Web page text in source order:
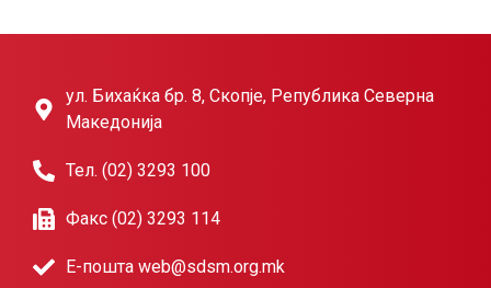
ул. Бихаќка бр. 8, Скопје, Република Северна
Македонија
Тел. (02) 3293 100
Факс (02) 3293 114
Е-пошта web@sdsm.org.mk